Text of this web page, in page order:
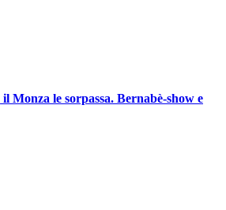
Monza le sorpassa. Bernabè-show e